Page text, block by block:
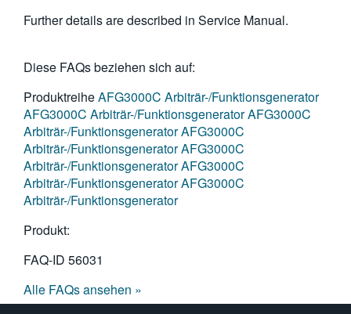
Further details are described in Service Manual.
Diese FAQs beziehen sich auf:
ProduktreiheAFG3000C Arbiträr-/Funktionsgenerator
AFG3000C Arbiträr-/FunktionsgeneratorAFG3000C
Arbiträr-/FunktionsgeneratorAFG3000C
Arbiträr-/FunktionsgeneratorAFG3000C
Arbiträr-/FunktionsgeneratorAFG3000C
Arbiträr-/FunktionsgeneratorAFG3000C
Arbiträr-/Funktionsgenerator
Produkt:
FAQ-ID 56031
Alle FAQs ansehen »